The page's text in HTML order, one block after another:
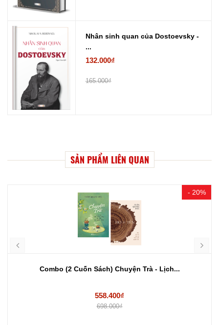
Nhân sinh quan của Dostoevsky -
...
132.000₫
165.000₫
SẢN PHẨM LIÊN QUAN
- 20%
Combo (3 Cuốn Sách) Hành trình trí thức...
242.400₫
303.000₫